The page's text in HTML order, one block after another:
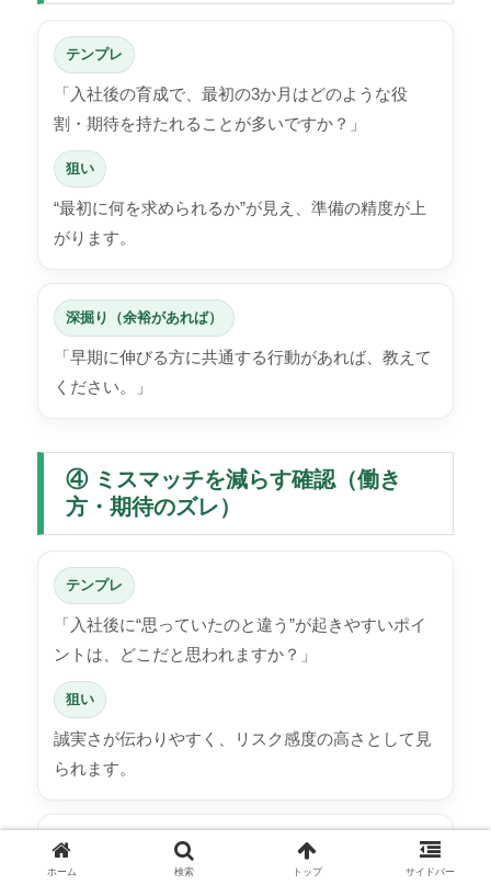
テンプレ
「入社後の育成で、最初の3か月はどのような役
割・期待を持たれることが多いですか？」
狙い
“最初に何を求められるか”が見え、準備の精度が上
がります。
深掘り（余裕があれば）
「早期に伸びる方に共通する行動があれば、教えて
ください。」
④ ミスマッチを減らす確認（働き
方・期待のズレ）
テンプレ
「入社後に“思っていたのと違う”が起きやすいポイ
ントは、どこだと思われますか？」
狙い
誠実さが伝わりやすく、リスク感度の高さとして見
られます。
フォロー（角が取れる）
ホーム 検索 トップ サイドバー